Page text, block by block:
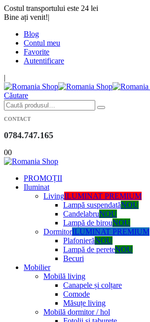
Costul transportului este 24 lei
Bine ați venit!|
Blog
Contul meu
Favorite
Autentificare
|
Căutare
CONTACT
0784.747.165
00
PROMOȚII
Iluminat
LivingILUMINAT PREMIUM
Lampă suspendatăNOU
CandelabruNOU
Lampă de birouNOU
DormitorILUMINAT PREMIUM
PlafonierăNOU
Lampă de pereteNOU
Becuri
Mobilier
Mobilă living
Canapele și colțare
Comode
Măsuțe living
Mobilă dormitor / hol